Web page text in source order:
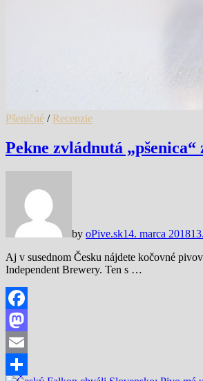
Pšeničné / Recenzie
Pekne zvládnutá
by oPive.sk14. marca 2018
Aj v susednom Česku nájdete kočovné
Independent Brewery. Ten s …
Facebook
Mastodon
Email